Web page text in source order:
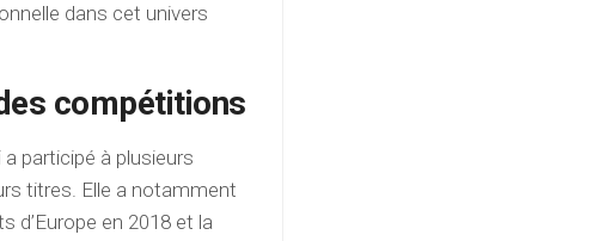
dans cet univers
compétitions
participé à plusieurs
titres. Elle a notamment
d’Europe en 2018 et la